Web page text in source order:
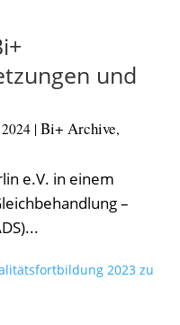
und
| Bi+ Archive,
e.V. in einem
–